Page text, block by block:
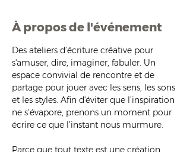
À propos de l'événement
Des ateliers d’écriture créative pour
s'amuser, dire, imaginer, fabuler. Un
espace convivial de rencontre et de
partage pour jouer avec les sens, les sons
et les styles. Afin d'éviter que l’inspiration
ne s’évapore, prenons un moment pour
écrire ce que l’instant nous murmure.
Parce que tout texte est une création